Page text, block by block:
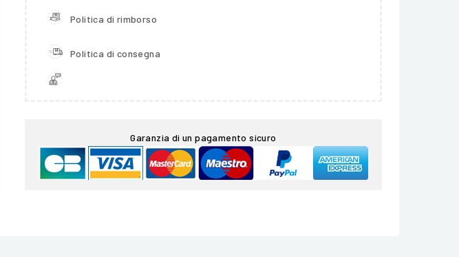
Politica di rimborso
Politica di consegna
Garanzia di un pagamento sicuro